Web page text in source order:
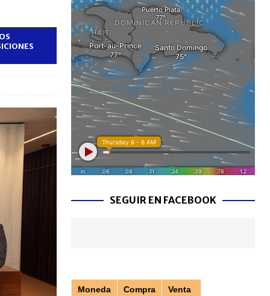
SEGUIR EN FACEBOOK
Moneda Compra Venta